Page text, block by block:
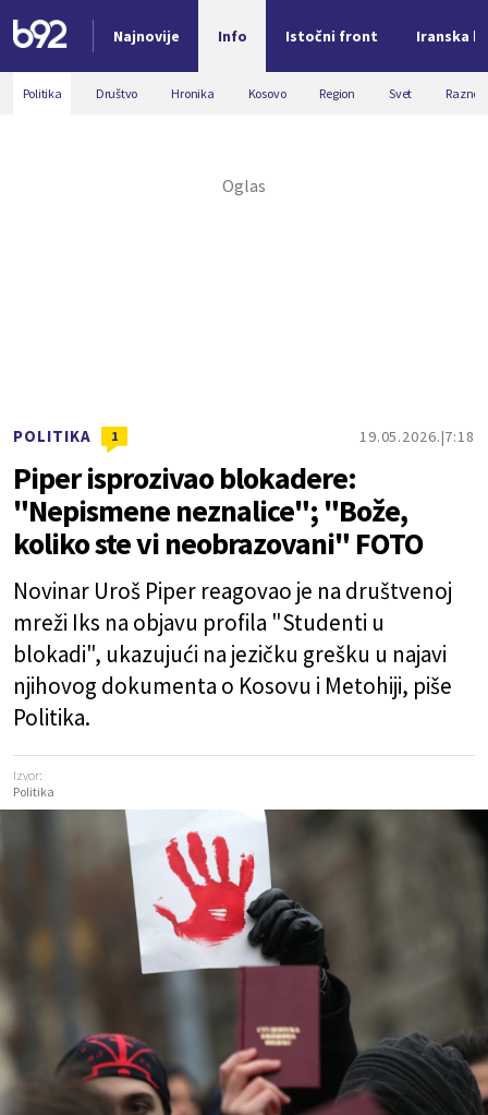
Najnovije Info Istočni front Iranska
Nova vest
Politika Društvo Hronika Kosovo Region Svet Razno
POLITIKA 1 19.05.2026. 7:18
Piper isprozivao blokadere:
"Nepismene neznalice"; "Bože,
koliko ste vi neobrazovani" FOTO
Novinar Uroš Piper reagovao je na društvenoj
mreži Iks na objavu profila "Studenti u
blokadi", ukazujući na jezičku grešku u najavi
njihovog dokumenta o Kosovu i Metohiji, piše
Politika.
Izvor:
Politika